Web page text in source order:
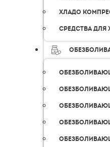
Хладо
Средства для